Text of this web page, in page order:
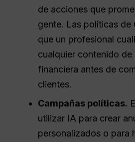
de acciones que
gente. Las políticas de
que un profesional
cualquier contenido
financiera antes de
clientes.
Campañas políticas.
utilizar IA para crear
personalizados o para